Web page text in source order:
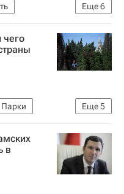
Еще6
чего
Еще5
Парки
Россия
в